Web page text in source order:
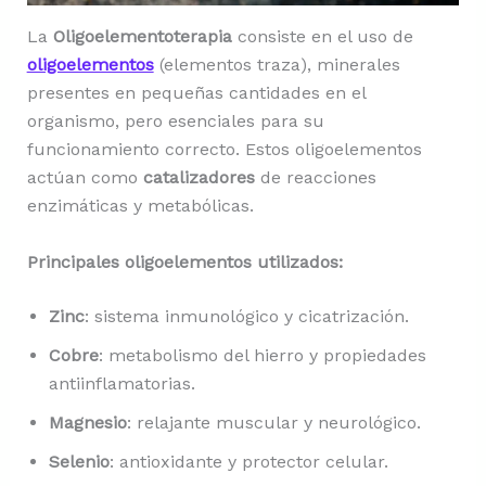
La Oligoelementoterapiaconsiste en el uso de
oligoelementos(elementos traza), minerales
presentes en pequeñas cantidades en el
organismo, pero esenciales para su
funcionamiento correcto. Estos oligoelementos
actúan como catalizadoresde reacciones
enzimáticas y metabólicas.
Principales oligoelementos utilizados:
Zinc: sistema inmunológico y cicatrización.
Cobre: metabolismo del hierro y propiedades
antiinflamatorias.
Magnesio: relajante muscular y neurológico.
Selenio: antioxidante y protector celular.